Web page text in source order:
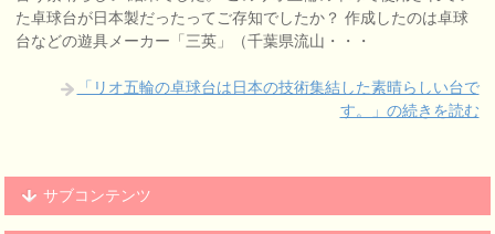
た卓球台が日本製だったってご存知でしたか？ 作成したのは卓球
台などの遊具メーカー「三英」（千葉県流山・・・
「リオ五輪の卓球台は日本の技術集結した素晴らしい台で
す。」の続きを読む
サブコンテンツ